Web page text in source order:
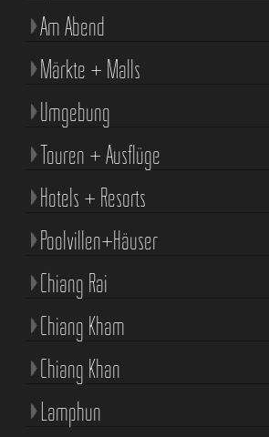
Am Abend
Märkte + Malls
Umgebung
Touren + Ausflüge
Hotels + Resorts
Poolvillen+Häuser
Chiang Rai
Chiang Kham
Chiang Khan
Lamphun